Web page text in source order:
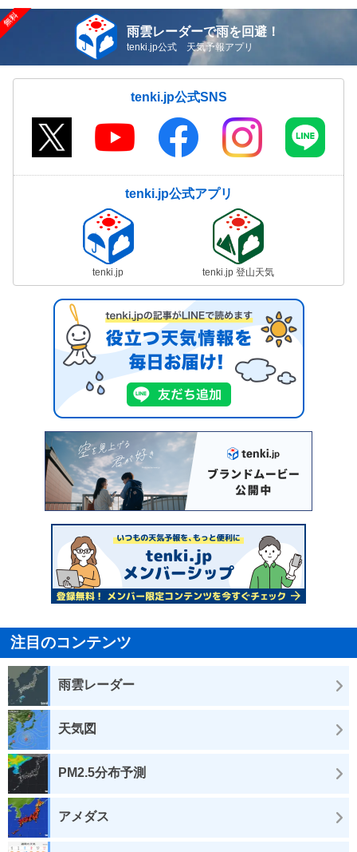
雨雲レーダーで雨を回避！
tenki.jp公式 天気予報アプリ
tenki.jp公式SNS
tenki.jp公式アプリ
tenki.jp tenki.jp 登山天気
注目のコンテンツ
雨雲レーダー
天気図
PM2.5分布予測
アメダス